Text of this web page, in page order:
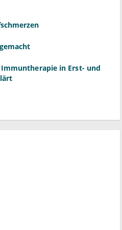
Immuntherapie in Erst- und